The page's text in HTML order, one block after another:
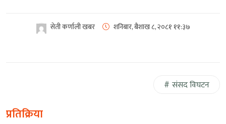
सेती कर्णाली खबर शनिबार, बैशाख ८, २०८१ ११:३७
संसद विघटन
प्रतिक्रिया